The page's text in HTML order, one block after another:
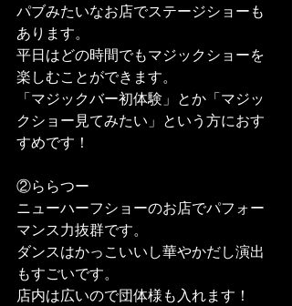
パブみたいなお店でステージショーも
あります。
平日はどの時間でもマジックショーを
楽しむことができます。
「マジックバー初体験」とか「マジッ
クショー見てみたい」という方におす
すめです！
②ららつー
ニューハーフショーのお店でパフォー
マンス力抜群です。
ダンスはかっこいいし華やかだし演出
もすごいです。
店内は広いので団体様も入れます！